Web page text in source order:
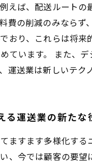
えば、配送ルート
費の削減のみなら
おり、これらは将
ています。 また、
運送業は新しいテク
る運送業の新たな
ますます多様化す
、今では顧客の要